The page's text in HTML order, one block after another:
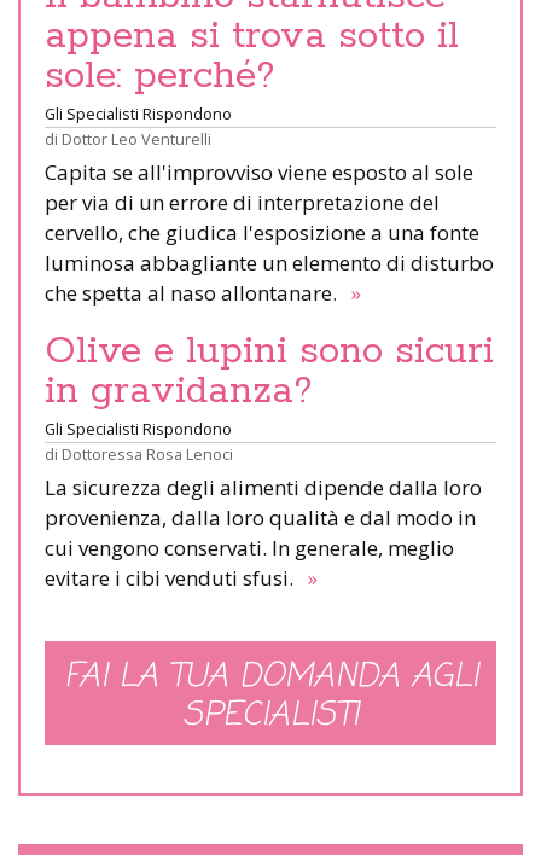
appena si trova sotto il
sole: perché?
Gli Specialisti Rispondono
di Dottor Leo Venturelli
Capita se all'improvviso viene esposto al sole
per via di un errore di interpretazione del
cervello, che giudica l'esposizione a una fonte
luminosa abbagliante un elemento di disturbo
che spetta al naso allontanare. »
Olive e lupini sono sicuri
in gravidanza?
Gli Specialisti Rispondono
di Dottoressa Rosa Lenoci
La sicurezza degli alimenti dipende dalla loro
provenienza, dalla loro qualità e dal modo in
cui vengono conservati. In generale, meglio
evitare i cibi venduti sfusi. »
FAI LA TUA DOMANDA AGLI
SPECIALISTI